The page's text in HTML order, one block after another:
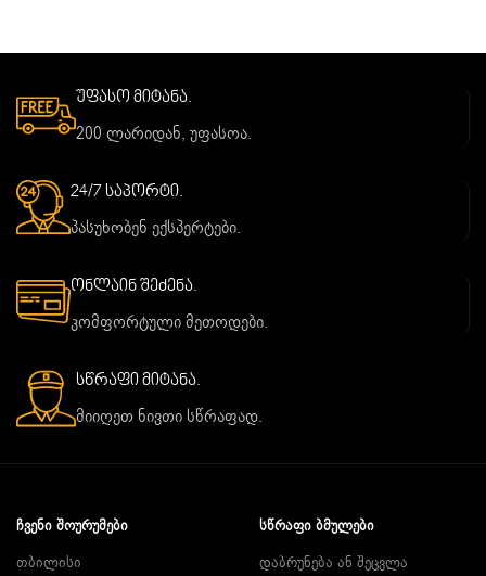
უფასო მიტანა.
200 ლარიდან, უფასოა.
24/7 საპორტი.
პასუხობენ ექსპერტები.
ონლაინ შეძენა.
კომფორტული მეთოდები.
სწრაფი მიტანა.
მიიღეთ ნივთი სწრაფად.
ᲩᲕᲔᲜᲘ ᲨᲝᲣᲠᲣᲛᲔᲑᲘ
თბილისი
ᲡᲬᲠᲐᲤᲘ ᲑᲛᲣᲚᲔᲑᲘ
დაბრუნება ან შეცვლა